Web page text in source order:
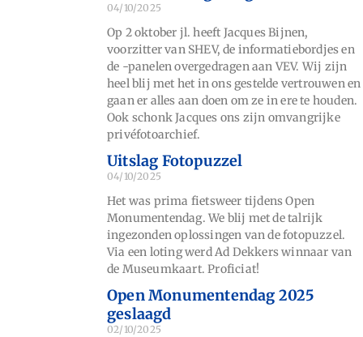
04/10/2025
Op 2 oktober jl. heeft Jacques Bijnen,
voorzitter van SHEV, de informatiebordjes en
de -panelen overgedragen aan VEV. Wij zijn
heel blij met het in ons gestelde vertrouwen en
gaan er alles aan doen om ze in ere te houden.
Ook schonk Jacques ons zijn omvangrijke
privéfotoarchief.
Uitslag Fotopuzzel
04/10/2025
Het was prima fietsweer tijdens Open
Monumentendag. We blij met de talrijk
ingezonden oplossingen van de fotopuzzel.
Via een loting werd Ad Dekkers winnaar van
de Museumkaart. Proficiat!
Open Monumentendag 2025
geslaagd
02/10/2025